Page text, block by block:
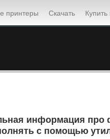
принтеры Скачать
информация про
с помощью